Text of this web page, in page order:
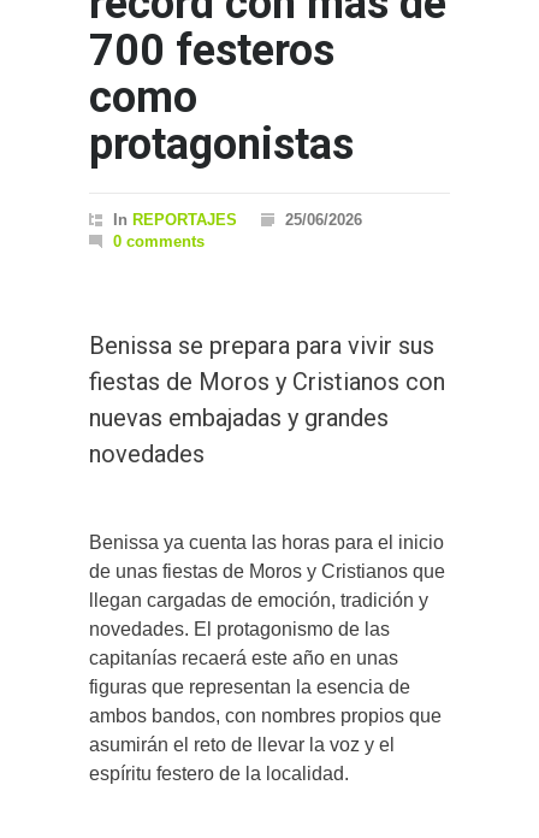
700 festeros
como
protagonistas
In REPORTAJES
25/06/2026
0 comments
Benissa se prepara para vivir sus
fiestas de Moros y Cristianos con
nuevas embajadas y grandes
novedades
Benissa ya cuenta las horas para el inicio
de unas fiestas de Moros y Cristianos que
llegan cargadas de emoción, tradición y
novedades. El protagonismo de las
capitanías recaerá este año en unas
figuras que representan la esencia de
ambos bandos, con nombres propios que
asumirán el reto de llevar la voz y el
espíritu festero de la localidad.